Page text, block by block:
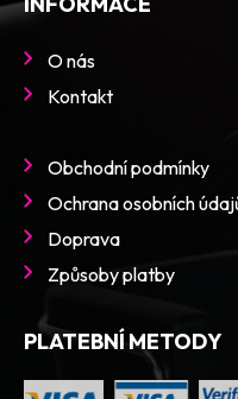
DÁRKY PRO KOHO
Pro ženy
Pro mazlíčky
Vánoce
Den otců
O nás
Kontakt
Obchodní podmínky
Ochrana osobních
Doprava
Způsoby platby
PLATEBNÍ METODY